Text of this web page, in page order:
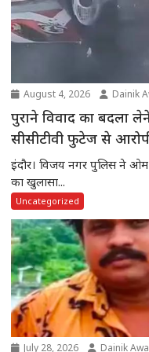
August 4, 2026 Dainik
पुराने विवाद का बदला
सीसीटीवी फुटेज से
इंदौर। विजय नगर पुलिस ने
का खुलासा...
Uncategorized
July 28, 2026 Dainik